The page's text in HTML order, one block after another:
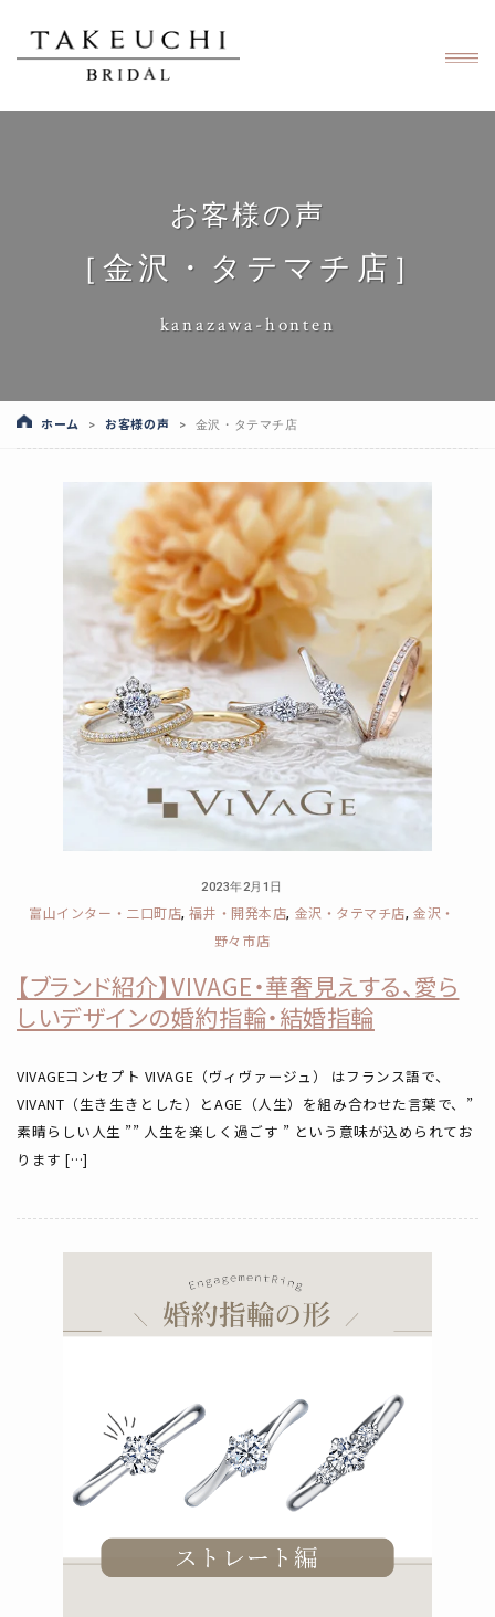
お客様の声
［金沢・タテマチ店］
kanazawa-honten
ホーム > お客様の声 > 金沢・タテマチ店
2023年2月1日
富山インター・二口町店,福井・開発本店, 金沢・タテマチ店,金沢・
野々市店
【ブランド紹介】VIVAGE・華奢見えする、愛ら
しいデザインの婚約指輪・結婚指輪
VIVAGEコンセプト VIVAGE（ヴィヴァージュ） はフランス語で、
VIVANT（生き生きとした）とAGE（人生）を組み合わせた言葉で、”
素晴らしい人生 ”” 人生を楽しく過ごす ” という意味が込められてお
ります […]